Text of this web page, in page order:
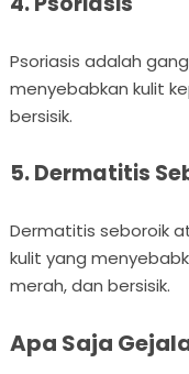
Psoriasis adalah
menyebabkan kulit
bersisik.
5. Dermatitis
Dermatitis seboroik
kulit yang
merah, dan bersisik.
Apa Saja